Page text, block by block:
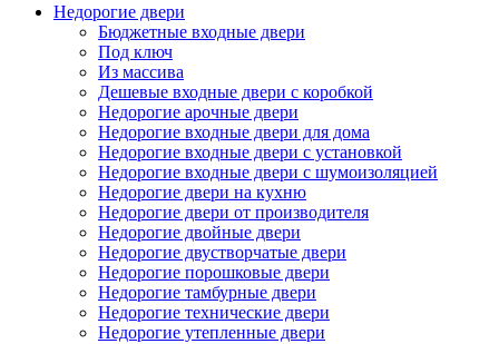
Недорогие двери
Бюджетные входные двери
Под ключ
Из массива
Дешевые входные двери с коробкой
Недорогие арочные двери
Недорогие входные двери для дома
Недорогие входные двери с установкой
Недорогие входные двери с шумоизоляцией
Недорогие двери на кухню
Недорогие двери от производителя
Недорогие двойные двери
Недорогие двустворчатые двери
Недорогие порошковые двери
Недорогие тамбурные двери
Недорогие технические двери
Недорогие утепленные двери